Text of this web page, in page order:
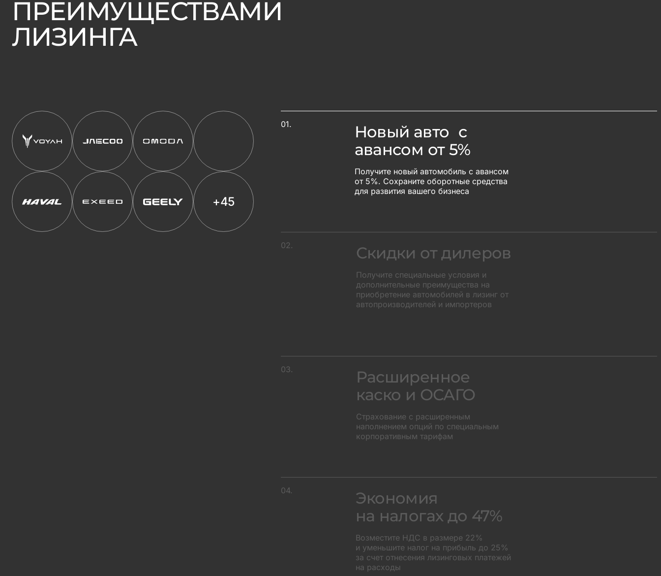
ПРЕИМУЩЕСТВАМИ
ЛИЗИНГА
+45
01.
Новый авто с
авансом от 5%
Получите новый автомобиль с авансом
от 5%. Сохраните оборотные средства
для развития вашего бизнеса
02. Скидки от дилеров
Получите специальные условия и
дополнительные преимущества на
приобретение автомобилей в лизинг от
автопроизводителей и импортеров
03.
Расширенное
каско и ОСАГО
Страхование с расширенным
наполнением опций по специальным
корпоративным тарифам
04.
Экономия
на налогах до 47%
Возместите НДС в размере 22%
и уменьшите налог на прибыль до 25%
за счет отнесения лизинговых платежей
на расходы